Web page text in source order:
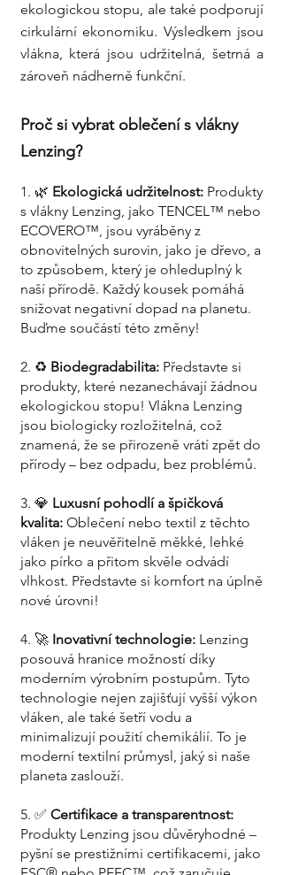
ekologickou stopu, ale také podporují
cirkulární ekonomiku. Výsledkem jsou
vlákna, která jsou udržitelná, šetrná a
zároveň nádherně funkční.
Proč si vybrat oblečení s vlákny
Lenzing?
1. 🌿 Ekologická udržitelnost: Produkty
s vlákny Lenzing, jako TENCEL™ nebo
ECOVERO™, jsou vyráběny z
obnovitelných surovin, jako je dřevo, a
to způsobem, který je ohleduplný k
naší přírodě. Každý kousek pomáhá
snižovat negativní dopad na planetu.
Buďme součástí této změny!
2. ♻️ Biodegradabilita: Představte si
produkty, které nezanechávají žádnou
ekologickou stopu! Vlákna Lenzing
jsou biologicky rozložitelná, což
znamená, že se přirozeně vrátí zpět do
přírody – bez odpadu, bez problémů.
3. 💎 Luxusní pohodlí a špičková
kvalita: Oblečení nebo textil z těchto
vláken je neuvěřitelně měkké, lehké
jako pírko a přitom skvěle odvádí
vlhkost. Představte si komfort na úplně
nové úrovni!
4. 🚀 Inovativní technologie: Lenzing
posouvá hranice možností díky
moderním výrobním postupům. Tyto
technologie nejen zajišťují vyšší výkon
vláken, ale také šetří vodu a
minimalizují použití chemikálií. To je
moderní textilní průmysl, jaký si naše
planeta zaslouží.
5. ✅ Certifikace a transparentnost:
Produkty Lenzing jsou důvěryhodné –
pyšní se prestižními certifikacemi, jako